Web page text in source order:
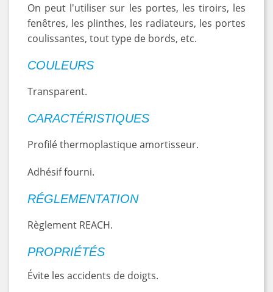
On peut l'utiliser sur les portes, les tiroirs, les
fenêtres, les plinthes, les radiateurs, les portes
coulissantes, tout type de bords, etc.
COULEURS
Transparent.
CARACTÉRISTIQUES
Profilé thermoplastique amortisseur.
Adhésif fourni.
RÉGLEMENTATION
Règlement REACH.
PROPRIÉTÉS
Évite les accidents de doigts.